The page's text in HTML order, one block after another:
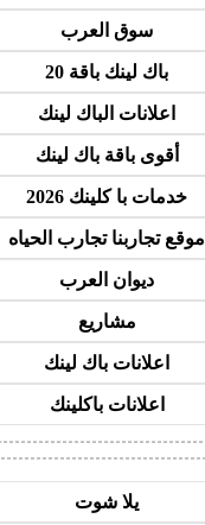
سوق العرب
باك لينك باقة 20
اعلانات الباك لينك
أقوى باقة باك لينك
خدمات با كلينك 2026
موقع تجاربنا تجارب الحياه
ديوان العرب
مشاريع
اعلانات باك لينك
اعلانات باكلينك
يلا شوت